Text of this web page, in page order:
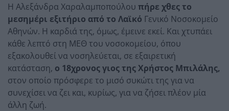
Η Αλεξάνδρα Χαραλαμποπούλου πήρε χθες το
μεσημέρι εξιτήριο από το Λαϊκό Γενικό Νοσοκομείο
Αθηνών. Η καρδιά της, όμως, έμεινε εκεί. Και χτυπάει
κάθε λεπτό στη ΜΕΘ του νοσοκομείου, όπου
εξακολουθεί να νοσηλεύεται, σε εξαιρετική
κατάσταση, ο 18χρονος γιος της Χρήστος Μπιλάλης,
στον οποίο πρόσφερε το μισό συκώτι της για να
συνεχίσει να ζει και, κυρίως, για να ζήσει πλέον μία
άλλη ζωή.